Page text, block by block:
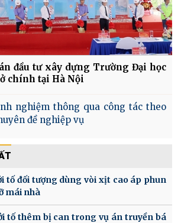
đầu tư xây dựng Trường Đại học
chính tại Hà Nội
nghiệm thông qua công tác theo
đề nghiệp vụ
tố đối tượng dùng vòi xịt cao áp phun
mái nhà
tố thêm bị can trong vụ án truyền bá